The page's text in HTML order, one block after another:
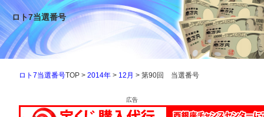
ロト7当選番号
ロト7当選番号TOP >2014年 > 12月 > 第90回 当選番号
広告